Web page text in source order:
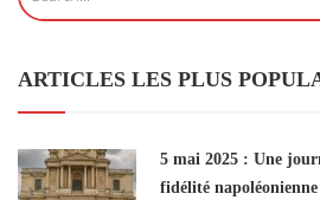
ARTICLES LES PLUS
5 mai 2025 : Une
fidélité